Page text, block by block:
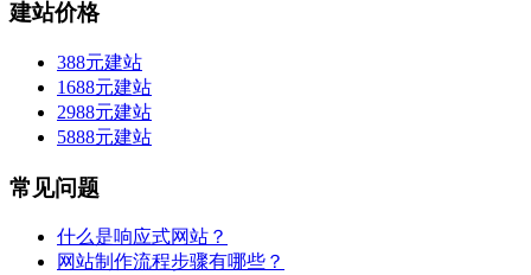
建站价格
388元建站
1688元建站
2988元建站
5888元建站
常见问题
什么是响应式网站？
网站制作流程步骤有哪些？